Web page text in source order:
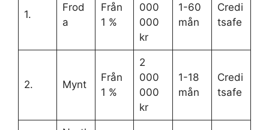
1.
Frod
a
Från
1 %
000
000
kr
1-60
mån
Credi
tsafe
2. Mynt
Från
1 %
2
000
000
kr
1-18
mån
Credi
tsafe